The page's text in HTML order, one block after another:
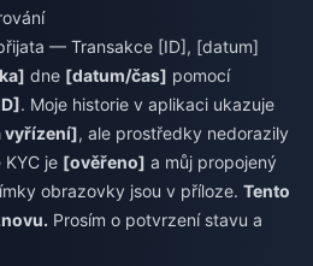
— Transakce [ID], [datum]
dne [datum/čas] pomocí
. Moje historie v aplikaci ukazuje
vyřízení], ale prostředky nedorazily
KYC je [ověřeno] a můj propojený
obrazovky jsou v příloze. Tento
Prosím o potvrzení stavu a